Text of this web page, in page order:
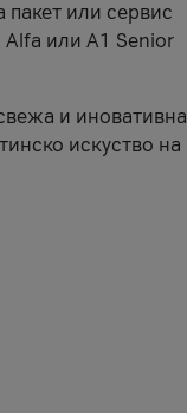
пакет или сервис
Alfa или A1 Senior
и иновативна
искуство на